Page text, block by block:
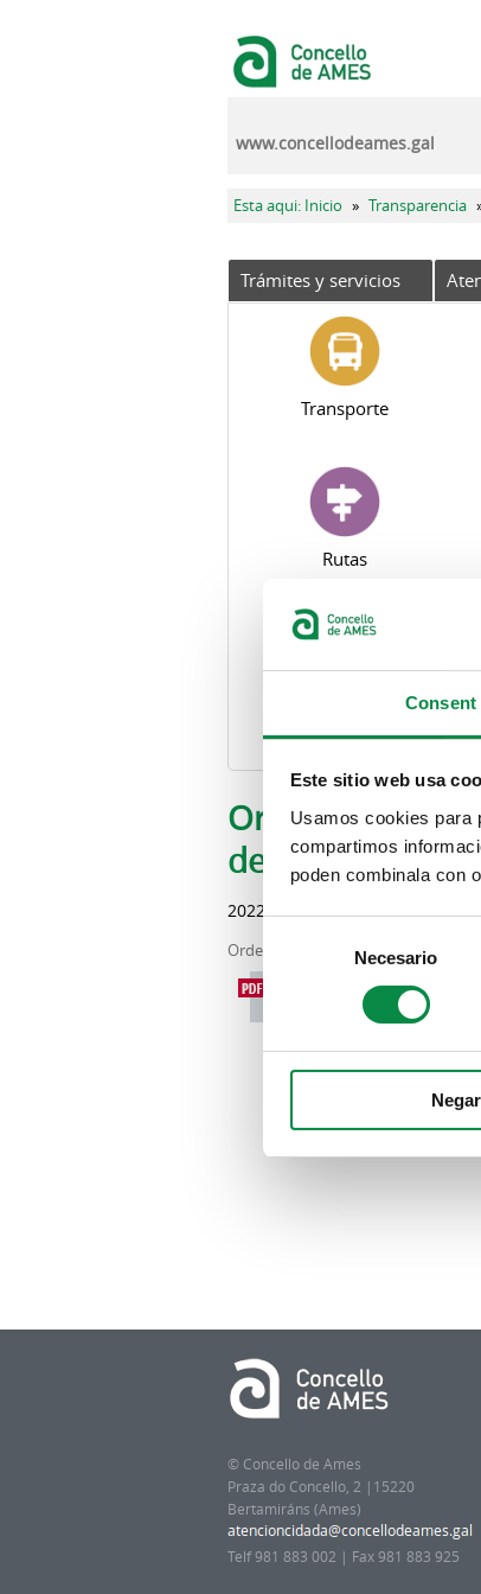
Consent
Este sitio web usa
Usamos cookies para
compartimos
poden combinala con
Selection
Necesario
Negar
www.concellodeames.gal
Se encuentra usted aquí
Esta aqui: Inicio » Transparencia
Trámites y servicios
Transporte
Rutas
Festivos locales
Solapas principales
Ordenanza
deportivos
2022
Ordenanzas Precios públicos
Descargar PDF
© Concello de Ames
Praza do Concello, 2 |15220
Bertamiráns (Ames)
Telf 981 883 002 | Fax 981 883 925